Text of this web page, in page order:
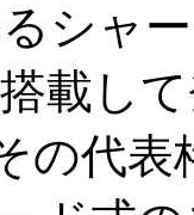
シャ
載し
の代